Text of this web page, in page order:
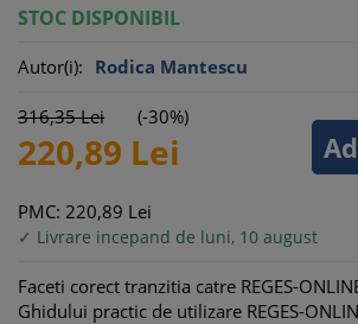
STOC DISPONIBIL
Autor(i): Rodica Mantescu
316,35Lei (-30%)
220,89 Lei
PMC: 220,89 Lei
✓ Livrare incepand de luni, 10 august
Faceti corect tranzitia catre REGES-
Ghidului practic de utilizare REGES-